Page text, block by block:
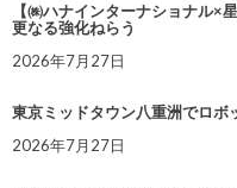
【㈱ハナインターナショナル×
更なる強化ねらう
2026年7月27日
東京ミッドタウン八重洲でロボ
2026年7月27日